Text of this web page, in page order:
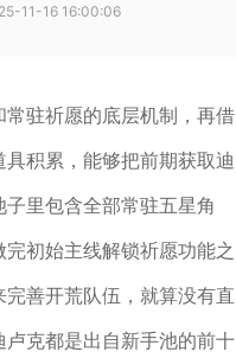
11-16 16:00:06
驻祈愿的底层机制，再借
积累，能够把前期获取迪
里包含全部常驻五星角
初始主线解锁祈愿功能之
善开荒队伍，就算没有直
克都是出自新手池的前十